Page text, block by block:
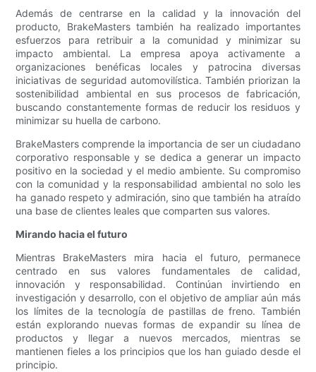
Además de centrarse en la calidad y la innovación del
producto, BrakeMasters también ha realizado importantes
esfuerzos para retribuir a la comunidad y minimizar su
impacto ambiental. La empresa apoya activamente a
organizaciones benéficas locales y patrocina diversas
iniciativas de seguridad automovilística. También priorizan la
sostenibilidad ambiental en sus procesos de fabricación,
buscando constantemente formas de reducir los residuos y
minimizar su huella de carbono.
BrakeMasters comprende la importancia de ser un ciudadano
corporativo responsable y se dedica a generar un impacto
positivo en la sociedad y el medio ambiente. Su compromiso
con la comunidad y la responsabilidad ambiental no solo les
ha ganado respeto y admiración, sino que también ha atraído
una base de clientes leales que comparten sus valores.
Mirando hacia el futuro
Mientras BrakeMasters mira hacia el futuro, permanece
centrado en sus valores fundamentales de calidad,
innovación y responsabilidad. Continúan invirtiendo en
investigación y desarrollo, con el objetivo de ampliar aún más
los límites de la tecnología de pastillas de freno. También
están explorando nuevas formas de expandir su línea de
productos y llegar a nuevos mercados, mientras se
mantienen fieles a los principios que los han guiado desde el
principio.